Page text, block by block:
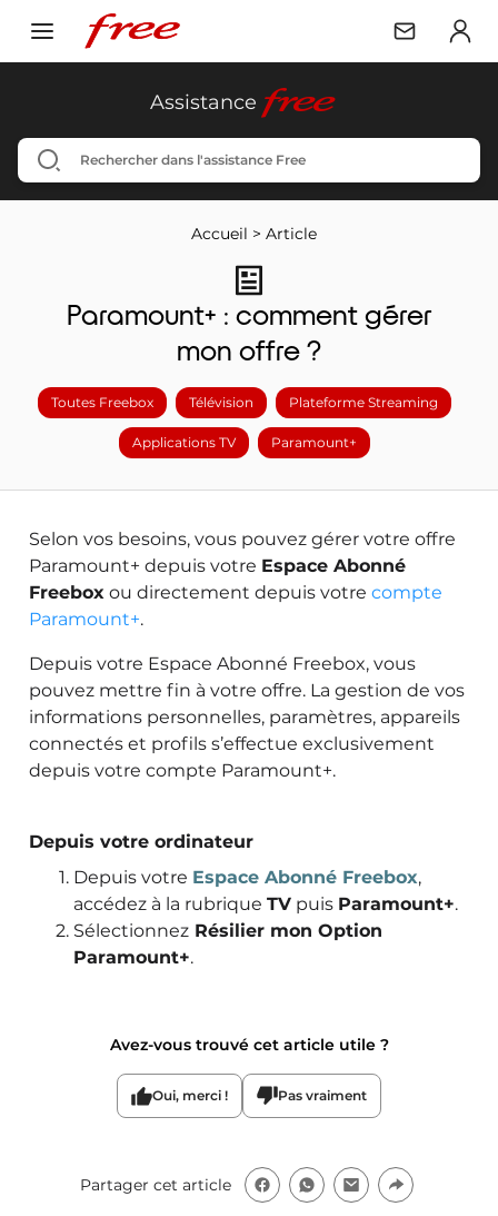
Assistance free
Accueil > Article
Paramount+ : comment gérer
mon offre ?
Toutes Freebox Télévision Plateforme Streaming
Applications TV Paramount+
Selon vos besoins, vous pouvez gérer votre offre
Paramount+ depuis votre Espace Abonné
Freebox ou directement depuis votrecompte
Paramount+.
Depuis votre Espace Abonné Freebox, vous
pouvez mettre fin à votre offre. La gestion de vos
informations personnelles, paramètres, appareils
connectés et profils s’effectue exclusivement
depuis votre compte Paramount+.
Depuis votre ordinateur
Depuis votre Espace Abonné Freebox,
accédez à la rubriqueTV puis Paramount+.
Sélectionnez Résilier mon Option
Paramount+.
Avez-vous trouvé cet article utile ?
Oui, merci ! Pas vraiment
Partager cet article